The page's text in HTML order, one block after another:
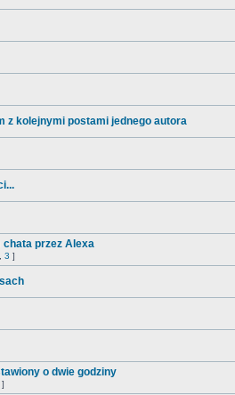
z kolejnymi postami jednego autora
chata przez Alexa
3 ]
o dwie godziny
]